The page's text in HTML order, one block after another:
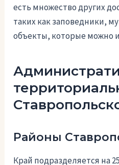
есть множество других
таких как заповедники,
объекты, которые можно
Районы
Край подразделяется на